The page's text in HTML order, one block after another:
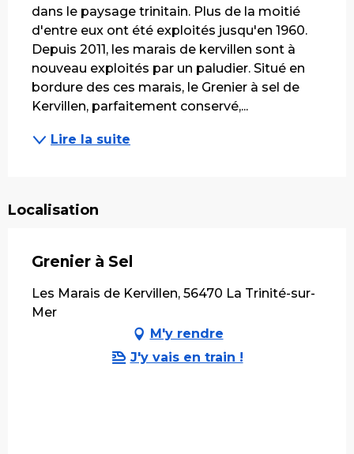
dans le paysage trinitain. Plus de la moitié
d'entre eux ont été exploités jusqu'en 1960.
Depuis 2011, les marais de kervillen sont à
nouveau exploités par un paludier. Situé en
bordure des ces marais, le Grenier à sel de
Kervillen, parfaitement conservé,...
Lire la suite
Localisation
Grenier à Sel
Les Marais de Kervillen, 56470 La Trinité-sur-
Mer
M'y rendre
J'y vais en train !